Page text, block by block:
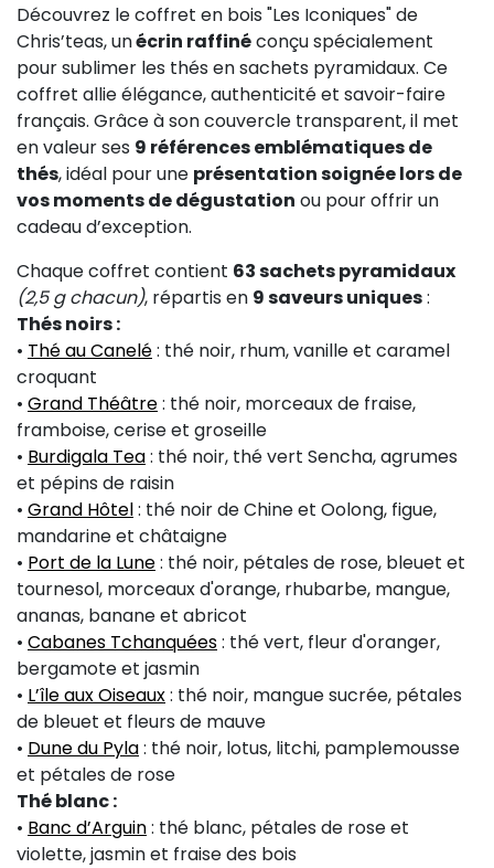
Découvrez le coffret en bois "Les Iconiques" de
Chris’teas, unécrin raffinéconçu spécialement
pour sublimer les thés en sachets pyramidaux. Ce
coffret allie élégance, authenticité et savoir-faire
français. Grâce à son couvercle transparent, il met
en valeur ses 9 références emblématiques de
thés, idéal pour une présentation soignée lors de
vos moments de dégustation ou pour offrir un
cadeau d’exception.
Chaque coffret contient 63 sachets pyramidaux
(2,5 g chacun), répartis en 9 saveurs uniques:
Thés noirs :
• Thé au Canelé: thé noir, rhum, vanille et caramel
croquant
• Grand Théâtre: thé noir, morceaux de fraise,
framboise, cerise et groseille
• Burdigala Tea: thé noir, thé vert Sencha, agrumes
et pépins de raisin
• Grand Hôtel: thé noir de Chine et Oolong, figue,
mandarine et châtaigne
• Port de la Lune: thé noir, pétales de rose, bleuet et
tournesol, morceaux d'orange, rhubarbe, mangue,
ananas, banane et abricot
• Cabanes Tchanquées: thé vert, fleur d'oranger,
bergamote et jasmin
• L’île aux Oiseaux: thé noir, mangue sucrée, pétales
de bleuet et fleurs de mauve
• Dune du Pyla: thé noir, lotus, litchi, pamplemousse
et pétales de rose
Thé blanc :
• Banc d’Arguin: thé blanc, pétales de rose et
violette, jasmin et fraise des bois